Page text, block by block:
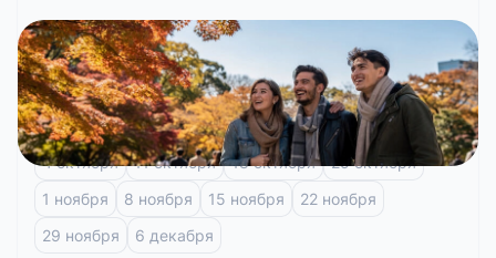
Япония
Токио, 8 дней
Токио Фудзи-Кавагучико
4 октября 11 октября 18 октября
25 октября
1 ноября
8 ноября 15 ноября
22 ноября
29 ноября
6 декабря